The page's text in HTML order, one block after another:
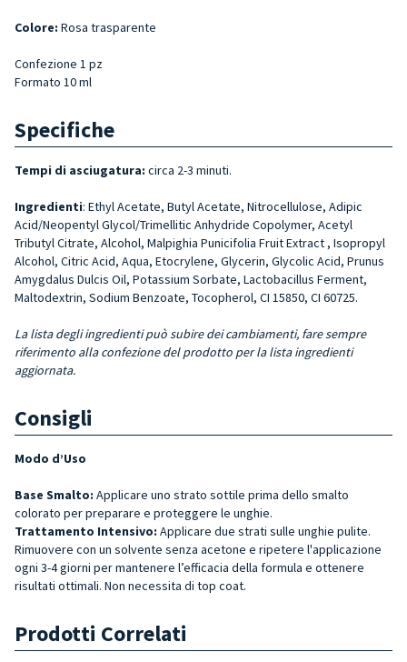
Colore: Rosa trasparente
Confezione 1 pz
Formato 10 ml
Specifiche
Tempi di asciugatura: circa 2-3 minuti.
Ingredienti: Ethyl Acetate, Butyl Acetate, Nitrocellulose, Adipic
Acid/Neopentyl Glycol/Trimellitic Anhydride Copolymer, Acetyl
Tributyl Citrate, Alcohol, Malpighia Punicifolia Fruit Extract , Isopropyl
Alcohol, Citric Acid, Aqua, Etocrylene, Glycerin, Glycolic Acid, Prunus
Amygdalus Dulcis Oil, Potassium Sorbate, Lactobacillus Ferment,
Maltodextrin, Sodium Benzoate, Tocopherol, CI 15850, CI 60725.
La lista degli ingredienti può subire dei cambiamenti, fare sempre
riferimento alla confezione del prodotto per la lista ingredienti
aggiornata.
Consigli
Modo d’Uso
Base Smalto: Applicare uno strato sottile prima dello smalto
colorato per preparare e proteggere le unghie.
Trattamento Intensivo: Applicare due strati sulle unghie pulite.
Rimuovere con un solvente senza acetone e ripetere l'applicazione
ogni 3-4 giorni per mantenere l’efficacia della formula e ottenere
risultati ottimali. Non necessita di top coat.
Prodotti Correlati